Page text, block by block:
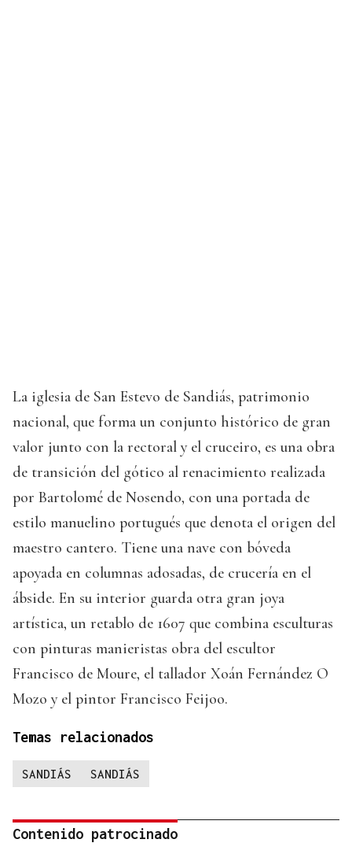
La iglesia de San Estevo de Sandiás, patrimonio
nacional, que forma un conjunto histórico de gran
valor junto con la rectoral y el cruceiro, es una obra
de transición del gótico al renacimiento realizada
por Bartolomé de Nosendo, con una portada de
estilo manuelino portugués que denota el origen del
maestro cantero. Tiene una nave con bóveda
apoyada en columnas adosadas, de crucería en el
ábside. En su interior guarda otra gran joya
artística, un retablo de 1607 que combina esculturas
con pinturas manieristas obra del escultor
Francisco de Moure, el tallador Xoán Fernández O
Mozo y el pintor Francisco Feijoo.
Temas relacionados
SANDIÁS SANDIÁS
Contenido patrocinado